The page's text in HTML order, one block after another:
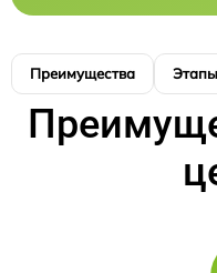
Преимущества